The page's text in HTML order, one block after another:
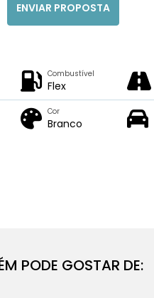
ENVIAR PROPOSTA
Combustível
Flex
Cor
Branco
PODE GOSTAR DE: